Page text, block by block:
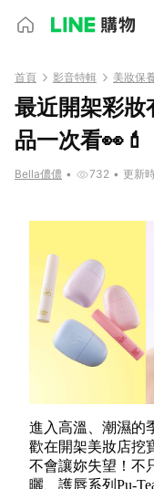
首頁 影音特輯 美妝保
最近開架彩
品一次看👀💄
Bella儂儂 • 732 • 更新
進入高溫、潮濕的
歡在開架美妝店挖
不會讓妳失望！不
曬、護唇系列Pu-